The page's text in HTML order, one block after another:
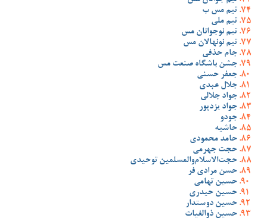
تیم مس ب
تیم ملی
تیم نوجوانان مس
تیم نونهالان مس
جام حذفی
جشن باشگاه صنعت مس
جعفر حسنی
جلال عبدی
جواد جلالی
جواد یزدپور
جودو
حاشیه
حامد محمودی
حجت جهرمی
حجت‌الاسلام‌والمسلمین توحیدی
حسن مرادی فر
حسین تهامی
حسین حیدری
حسین دوستدار
حسین ذوالغیاث